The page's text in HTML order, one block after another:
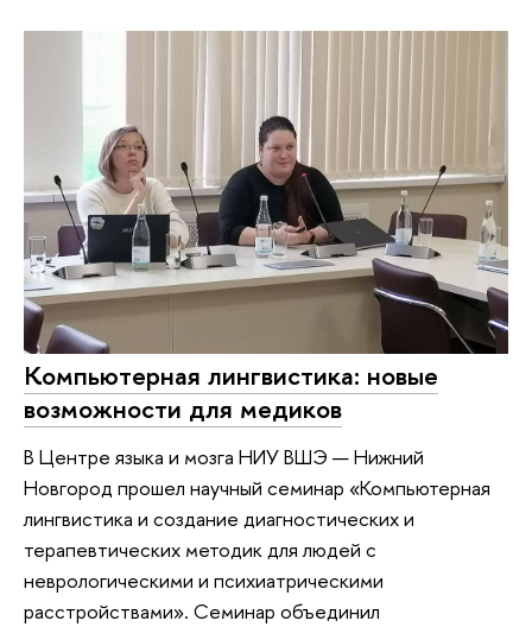
Компьютерная лингвистика: новые
возможности для медиков
В Центре языка и мозга НИУ ВШЭ — Нижний
Новгород прошел научный семинар «Компьютерная
лингвистика и создание диагностических и
терапевтических методик для людей с
неврологическими и психиатрическими
расстройствами». Семинар объединил